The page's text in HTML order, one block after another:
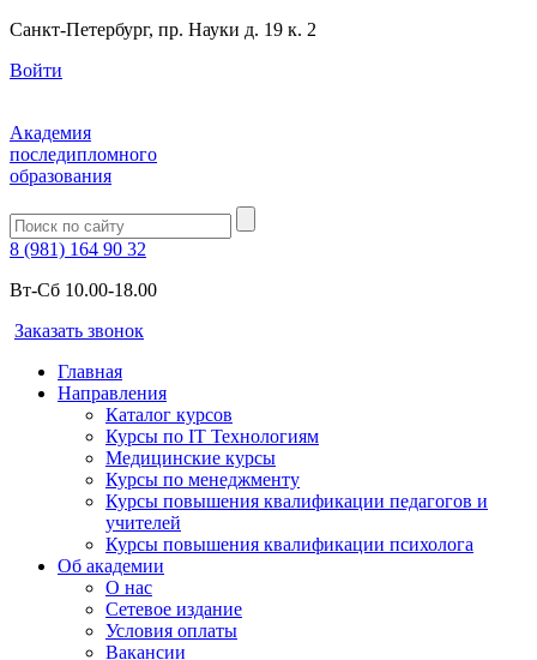
Санкт-Петербург, пр. Науки д. 19 к. 2
Войти
Академия
последипломного
образования
8 (981) 164 90 32
Вт-Сб 10.00-18.00
Заказать звонок
Главная
Направления
Каталог курсов
Курсы по IT Технологиям
Медицинские курсы
Курсы по менеджменту
Курсы повышения квалификации педагогов и
учителей
Курсы повышения квалификации психолога
Об академии
О нас
Сетевое издание
Условия оплаты
Вакансии